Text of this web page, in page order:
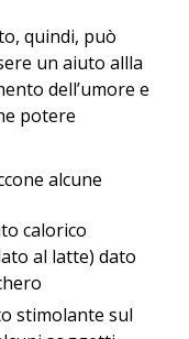
quindi, può
un aiuto allla
dell’umore e
potere
alcune
calorico
al latte) dato
stimolante sul